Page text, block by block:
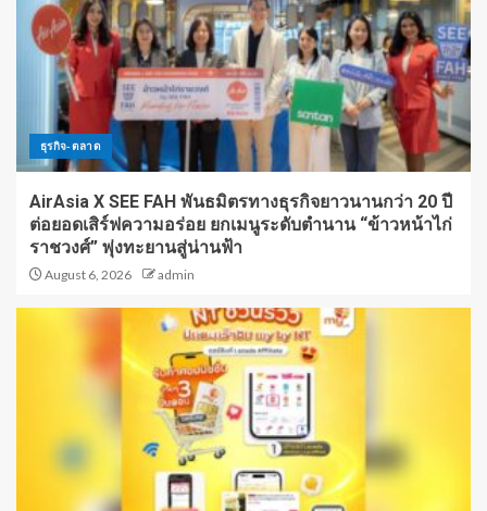
ธุรกิจ-ตลาด
AirAsia X SEE FAH พันธมิตรทางธุรกิจยาวนานกว่า 20 ปี
ต่อยอดเสิร์ฟความอร่อย ยกเมนูระดับตำนาน “ข้าวหน้าไก่
ราชวงศ์” พุ่งทะยานสู่น่านฟ้า
August 6, 2026 admin